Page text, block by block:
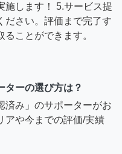
施します！ 5.サービス提
ださい。評価まで完了す
ことができます。
ターの選び方は？
済み」のサポーターがお
アや今までの評価/実績